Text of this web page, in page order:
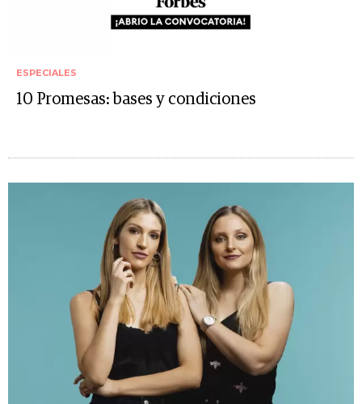
ESPECIALES
10 Promesas: bases y condiciones